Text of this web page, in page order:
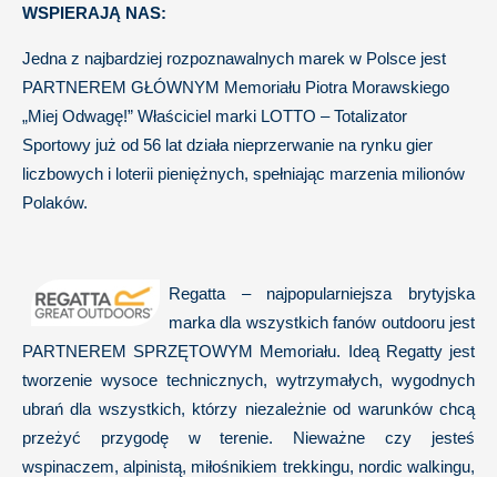
WSPIERAJĄ NAS:
Jedna z najbardziej rozpoznawalnych marek w Polsce jest
PARTNEREM GŁÓWNYM Memoriału Piotra Morawskiego
„Miej Odwagę!” Właściciel marki LOTTO – Totalizator
Sportowy już od 56 lat działa nieprzerwanie na rynku gier
liczbowych i loterii pieniężnych, spełniając marzenia milionów
Polaków.
Regatta – najpopularniejsza brytyjska
marka dla wszystkich fanów outdooru jest
PARTNEREM SPRZĘTOWYM Memoriału. Ideą Regatty jest
tworzenie wysoce technicznych, wytrzymałych, wygodnych
ubrań dla wszystkich, którzy niezależnie od warunków chcą
przeżyć przygodę w terenie. Nieważne czy jesteś
wspinaczem, alpinistą, miłośnikiem trekkingu, nordic walkingu,